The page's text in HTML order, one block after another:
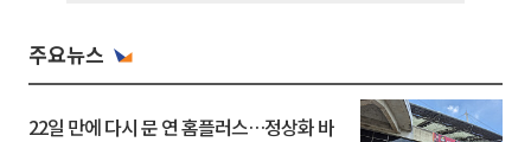
주요뉴스
22일 만에 다시 문 연 홈플러스…정상화 바